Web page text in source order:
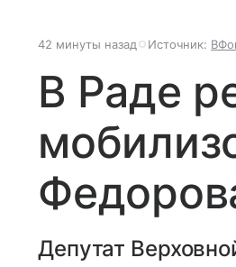
42 минуты назад Источник:
В Раде
Депутат